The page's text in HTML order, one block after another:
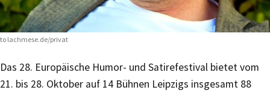
lachmese.de/privat
Das 28. Europäische Humor- und Satirefestival bietet vom
21. bis 28. Oktober auf 14 Bühnen Leipzigs insgesamt 88